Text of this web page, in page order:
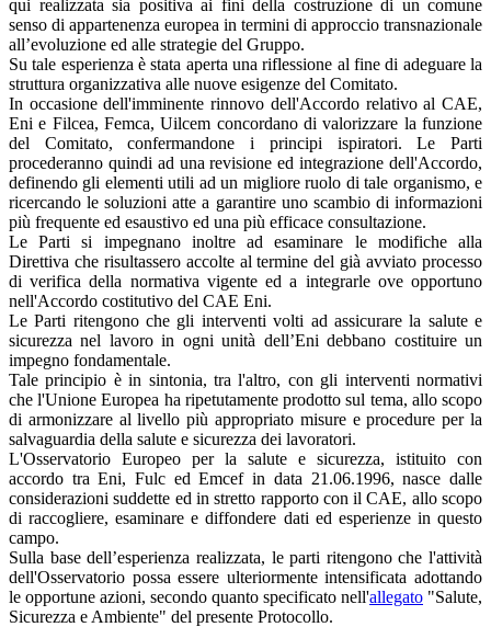
qui realizzata sia positiva ai fini della costruzione di un comune
senso di appartenenza europea in termini di approccio transnazionale
all’evoluzione ed alle strategie del Gruppo.
Su tale esperienza è stata aperta una riflessione al fine di adeguare la
struttura organizzativa alle nuove esigenze del Comitato.
In occasione dell'imminente rinnovo dell'Accordo relativo al CAE,
Eni e Filcea, Femca, Uilcem concordano di valorizzare la funzione
del Comitato, confermandone i principi ispiratori. Le Parti
procederanno quindi ad una revisione ed integrazione dell'Accordo,
definendo gli elementi utili ad un migliore ruolo di tale organismo, e
ricercando le soluzioni atte a garantire uno scambio di informazioni
più frequente ed esaustivo ed una più efficace consultazione.
Le Parti si impegnano inoltre ad esaminare le modifiche alla
Direttiva che risultassero accolte al termine del già avviato processo
di verifica della normativa vigente ed a integrarle ove opportuno
nell'Accordo costitutivo del CAE Eni.
Le Parti ritengono che gli interventi volti ad assicurare la salute e
sicurezza nel lavoro in ogni unità dell’Eni debbano costituire un
impegno fondamentale.
Tale principio è in sintonia, tra l'altro, con gli interventi normativi
che l'Unione Europea ha ripetutamente prodotto sul tema, allo scopo
di armonizzare al livello più appropriato misure e procedure per la
salvaguardia della salute e sicurezza dei lavoratori.
L'Osservatorio Europeo per la salute e sicurezza, istituito con
accordo tra Eni, Fulc ed Emcef in data 21.06.1996, nasce dalle
considerazioni suddette ed in stretto rapporto con il CAE, allo scopo
di raccogliere, esaminare e diffondere dati ed esperienze in questo
campo.
Sulla base dell’esperienza realizzata, le parti ritengono che l'attività
dell'Osservatorio possa essere ulteriormente intensificata adottando
le opportune azioni, secondo quanto specificato nell'allegato "Salute,
Sicurezza e Ambiente" del presente Protocollo.